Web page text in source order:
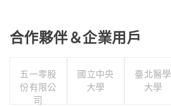
合作夥伴＆企業用戶
五一零股
份有限公
司
國立中央
大學
臺北醫學
大學